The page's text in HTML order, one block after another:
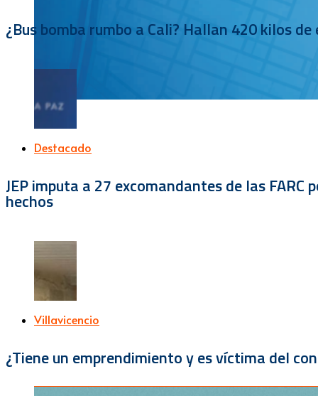
¿Bus bomba rumbo a Cali? Hallan 420 kilos
Destacado
JEP imputa a 27 excomandantes de las
hechos
Villavicencio
¿Tiene un emprendimiento y es víctima del